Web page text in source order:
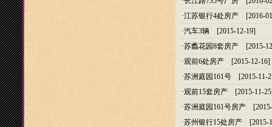
·江苏银行4处房产 [2016-
·汽车3辆 [2015-12-19]
·苏蠡花园8套房产 [2015-
·观前6处房产 [2015-12-16]
·苏洲庭园161号 [2015-11-
·观前15套房产 [2015-11-
·苏洲庭园161号房产
·苏州银行15处房产 [2015-